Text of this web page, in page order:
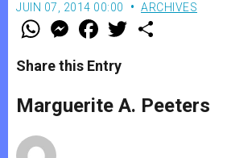
JUIN 07, 2014 00:00 ARCHIVES
W
t
s
p
p
M
e
s
e
g
e
F
a
e
b
o
k
w
Share this Entry
Marguerite A. Peeters